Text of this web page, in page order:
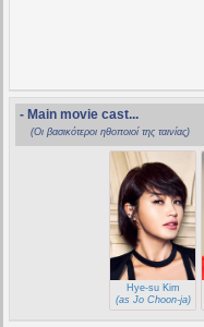
- Main movie cast...
(Οι βασικότεροι ηθοποιοί της ταινίας)
Hye-su Kim
(as Jo Choon-ja)